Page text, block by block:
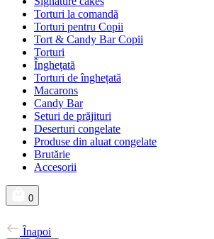
Torturi la comandă
Torturi pentru Copii
Tort & Candy Bar Copii
Torturi
Înghețată
Torturi de înghețată
Macarons
Candy Bar
Seturi de prăjituri
Deserturi congelate
Produse din aluat congelate
Brutărie
Accesorii
0
Înapoi